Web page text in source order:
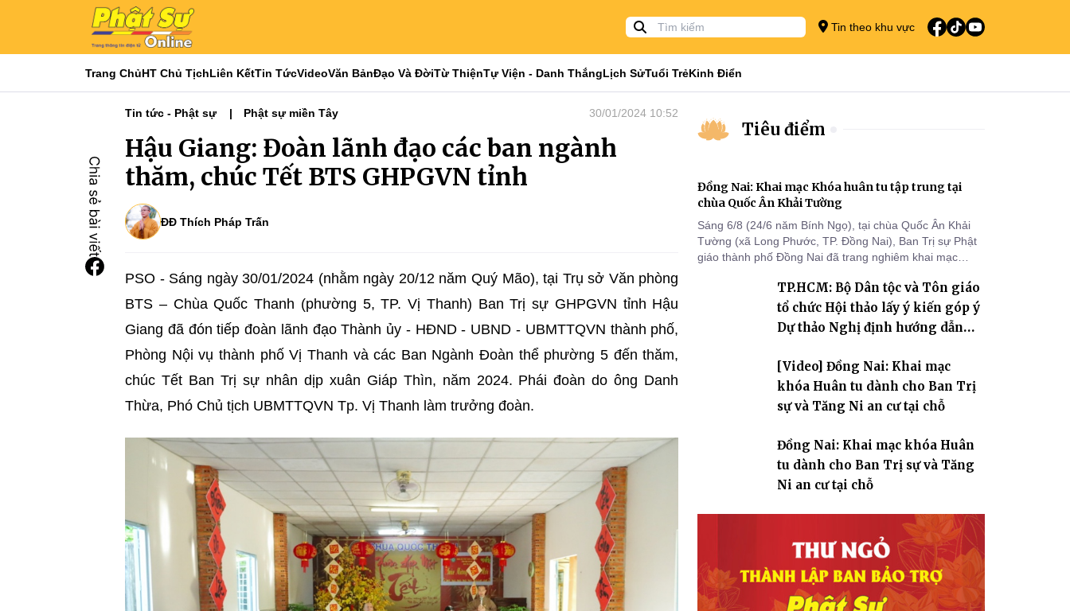
Tin theo khu vực
Trang ChủHT Chủ TịchLiên KếtTin TứcVideoVăn BảnĐạo Và ĐờiTừ ThiệnTự Viện - Danh ThắngLịch SửTuổi TrẻKinh Điển
Tin tức - Phật sự Phật sự miền Tây 30/01/2024 10:52
Hậu Giang: Đoàn lãnh đạo các ban ngành
thăm, chúc Tết BTS GHPGVN tỉnh
ĐĐ Thích Pháp Trấn
PSO - Sáng ngày 30/01/2024 (nhằm ngày 20/12 năm Quý Mão), tại Trụ sở Văn phòng
BTS – Chùa Quốc Thanh (phường 5, TP. Vị Thanh) Ban Trị sự GHPGVN tỉnh Hậu
Giang đã đón tiếp đoàn lãnh đạo Thành ủy - HĐND - UBND - UBMTTQVN thành phố,
Phòng Nội vụ thành phố Vị Thanh và các Ban Ngành Đoàn thể phường 5 đến thăm,
chúc Tết Ban Trị sự nhân dịp xuân Giáp Thìn, năm 2024. Phái đoàn do ông Danh
Thừa, Phó Chủ tịch UBMTTQVN Tp. Vị Thanh làm trưởng đoàn.
Tiêu điểm
Đồng Nai: Khai mạc Khóa huân tu tập trung tại
chùa Quốc Ân Khải Tường
Sáng 6/8 (24/6 năm Bính Ngọ), tại chùa Quốc Ân Khải
Tường (xã Long Phước, TP. Đồng Nai), Ban Trị sự Phật
giáo thành phố Đồng Nai đã trang nghiêm khai mạc
2570 dành cho chư Tăng hành giả an cư tại chỗ khu vực
VII, VIII và trường hạ chùa Quốc Ân Khải Tường.
TP.HCM: Bộ Dân tộc và Tôn giáo
tổ chức Hội thảo lấy ý kiến góp ý
Dự thảo Nghị định hướng dẫn
giáo
[Video] Đồng Nai: Khai mạc
khóa Huân tu dành cho Ban Trị
sự và Tăng Ni an cư tại chỗ
Đồng Nai: Khai mạc khóa Huân
tu dành cho Ban Trị sự và Tăng
Ni an cư tại chỗ